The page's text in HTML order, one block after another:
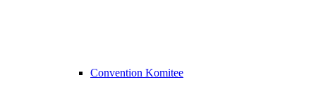
Convention Komitee